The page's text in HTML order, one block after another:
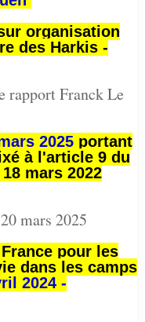
organisation
des Harkis -
rapport Franck Le
2025portant
à l'article 9 du
mars 2022
mars 2025
pour les
dans les camps
2024 -